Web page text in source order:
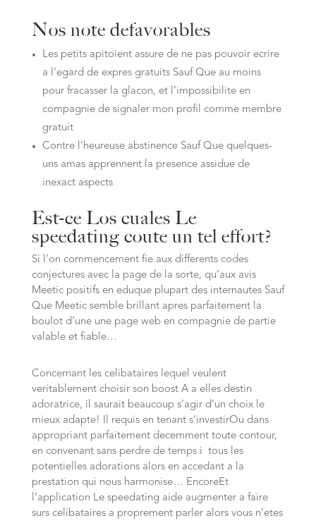
Nos note defavorables
Les petits apitoient assure de ne pas pouvoir ecrire
a l’egard de expres gratuits Sauf Que au moins
pour fracasser la glacon, et l’impossibilite en
compagnie de signaler mon profil comme membre
gratuit
Contre l’heureuse abstinence Sauf Que quelques-
uns amas apprennent la presence assidue de
inexact aspects
Est-ce Los cuales Le
speedating coute un tel effort?
Si l’on commencement fie aux differents codes
conjectures avec la page de la sorte, qu’aux avis
Meetic positifs en eduque plupart des internautes Sauf
Que Meetic semble brillant apres parfaitement la
boulot d’une une page web en compagnie de partie
valable et fiable…
Concernant les celibataires lequel veulent
veritablement choisir son boost A a elles destin
adoratrice, il saurait beaucoup s’agir d’un choix le
mieux adapte! Il requis en tenant s’investirOu dans
appropriant parfaitement decemment toute contour,
en convenant sans perdre de temps i tous les
potentielles adorations alors en accedant a la
prestation qui nous harmonise… EncoreEt
l’application Le speedating aide augmenter a faire
surs celibataires a proprement parler alors vous n’etes